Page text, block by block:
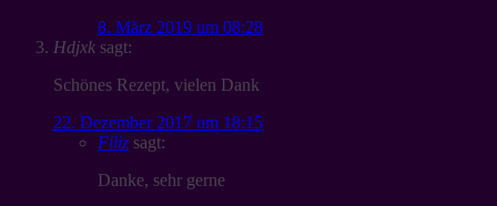
8. März 2019 um 08:28
Hdjxk sagt:
Schönes Rezept, vielen Dank
22. Dezember 2017 um 18:15
Filiz sagt:
Danke, sehr gerne